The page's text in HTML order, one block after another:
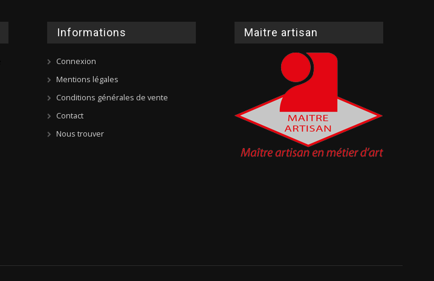
Informations
Connexion
Mentions légales
Conditions générales de vente
Contact
Nous trouver
Maitre artisan